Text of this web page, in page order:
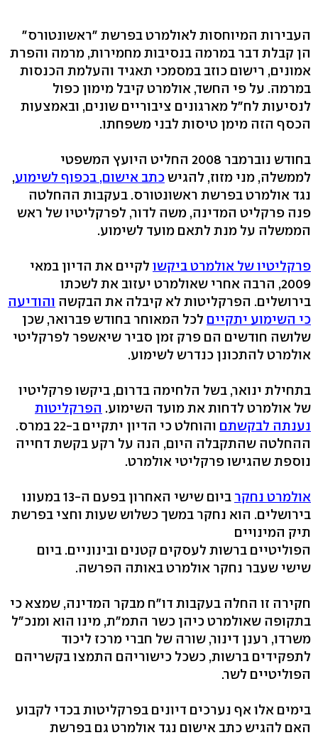
העבירות המיוחסות לאולמרט בפרשת "ראשונטורס"
הן קבלת דבר במרמה בנסיבות מחמירות, מרמה והפרת
אמונים, רישום כוזב במסמכי תאגיד והעלמת הכנסות
במרמה. על פי החשד, אולמרט קיבל מימון כפול
לנסיעות לח"ל מארגונים ציבוריים שונים, ובאמצעות
הכסף הזה מימן טיסות לבני משפחתו.
בחודש נוברמבר 2008 החליט היועץ המשפטי
לממשלה, מני מזוז, להגישכתב אישום, בכפוף לשימוע,
נגד אולמרט בפרשת ראשונטורס. בעקבות ההחלטה
פנה פרקליט המדינה, משה לדור, לפרקליטיו של ראש
הממשלה על מנת לתאם מועד לשימוע.
פרקליטיו של אולמרט ביקשו לקיים את הדיון במאי
2009, הרבה אחרי שאולמרט יעזוב את לשכתו
בירושלים. הפרקליטות לא קיבלה את הבקשה והודיעה
כי השימוע יתקיים לכל המאוחר בחודש פברואר, שכן
שלושה חודשים הם פרק זמן סביר שיאשפר לפרקליטי
אולמרט להתכונן כנדרש לשימוע.
בתחילת ינואר, בשל הלחימה בדרום, ביקשו פרקליטיו
של אולמרט לדחות את מועד השימוע. הפרקליטות
נענתה לבקשתם
והוחלט כי הדיון יתקיים ב-22 במרס.
ההחלטה שהתקבלה היום, הנה על רקע בקשת דחייה
נוספת שהגישו פרקליטי אולמרט.
אולמרט נחקר
ביום שישי האחרון בפעם ה-13 במעונו
בירושלים. הוא נחקר במשך כשלוש שעות וחצי בפרשת
תיק המינויים
הפוליטיים ברשות לעסקים קטנים ובינוניים. ביום
שישי שעבר נחקר אולמרט באותה הפרשה.
חקירה זו החלה בעקבות דו"ח מבקר המדינה, שמצא כי
בתקופה שאולמרט כיהן כשר התמ"ת, מינו הוא ומנכ"ל
משרדו, רענן דינור, שורה של חברי מרכז ליכוד
לתפקידים ברשות, כשכל כישוריהם התמצו בקשריהם
הפוליטיים לשר.
בימים אלו אף נערכים דיונים בפרקליטות בכדי לקבוע
האם להגיש כתב אישום נגד אולמרט גם בפרשת